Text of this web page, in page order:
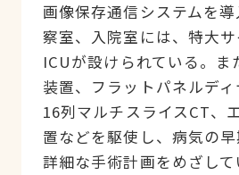
画像保存通信システムを
察室、入院室には、特大
ICUが設けられている。ま
装置、フラットパネルディ
16列マルチスライスCT、
置などを駆使し、病気の早
詳細な手術計画をめざし